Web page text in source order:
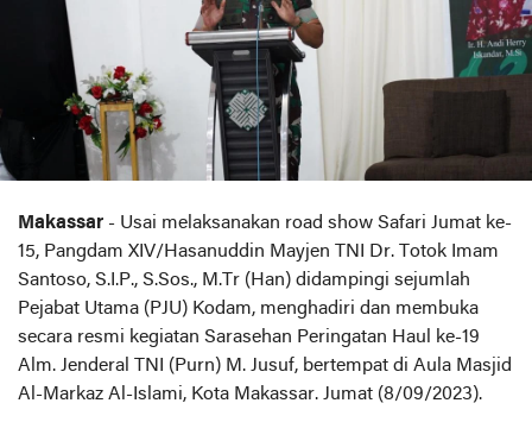
Makassar - Usai melaksanakan road show Safari Jumat ke-
15, Pangdam XIV/Hasanuddin Mayjen TNI Dr. Totok Imam
Santoso, S.I.P., S.Sos., M.Tr (Han) didampingi sejumlah
Pejabat Utama (PJU) Kodam, menghadiri dan membuka
secara resmi kegiatan Sarasehan Peringatan Haul ke-19
Alm. Jenderal TNI (Purn) M. Jusuf, bertempat di Aula Masjid
Al-Markaz Al-Islami, Kota Makassar. Jumat (8/09/2023).